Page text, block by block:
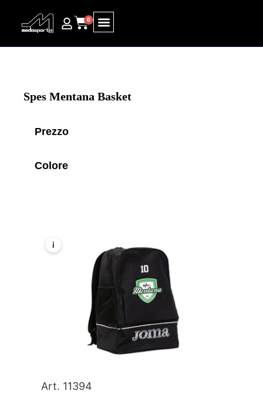
0
Spes Mentana Basket
Prezzo
Colore
i
Art. 11394